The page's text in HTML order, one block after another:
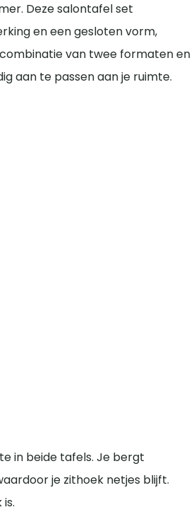
Deze salontafel set
en een gesloten vorm,
van twee formaten en
aan te passen aan je ruimte.
in beide tafels. Je bergt
je zithoek netjes blijft.